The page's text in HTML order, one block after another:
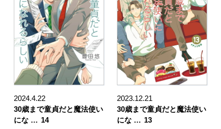
2024.4.22
30歳まで童貞だと魔法使い
にな … 14
2023.12.21
30歳まで童貞だと魔法使い
にな … 13